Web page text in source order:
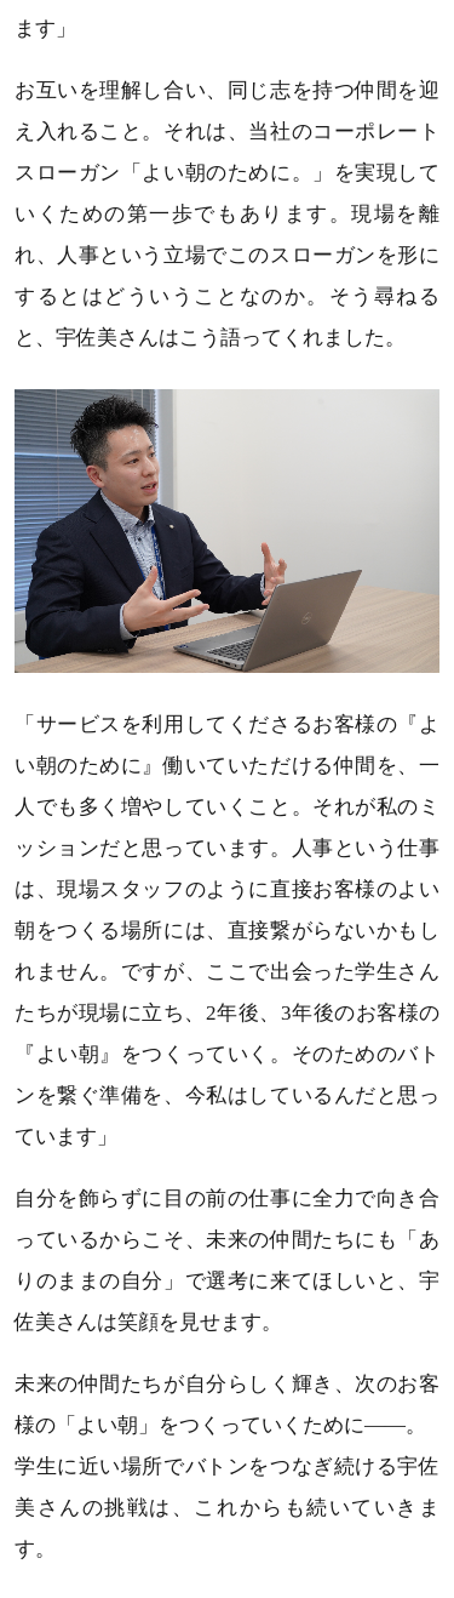
ます」
お互いを理解し合い、同じ志を持つ仲間を迎
え入れること。それは、当社のコーポレート
スローガン「よい朝のために。」を実現して
いくための第一歩でもあります。現場を離
れ、人事という立場でこのスローガンを形に
するとはどういうことなのか。そう尋ねる
と、宇佐美さんはこう語ってくれました。
「サービスを利用してくださるお客様の『よ
い朝のために』働いていただける仲間を、一
人でも多く増やしていくこと。それが私のミ
ッションだと思っています。人事という仕事
は、現場スタッフのように直接お客様のよい
朝をつくる場所には、直接繋がらないかもし
れません。ですが、ここで出会った学生さん
たちが現場に立ち、2年後、3年後のお客様の
『よい朝』をつくっていく。そのためのバト
ンを繋ぐ準備を、今私はしているんだと思っ
ています」
自分を飾らずに目の前の仕事に全力で向き合
っているからこそ、未来の仲間たちにも「あ
りのままの自分」で選考に来てほしいと、宇
佐美さんは笑顔を見せます。
未来の仲間たちが自分らしく輝き、次のお客
様の「よい朝」をつくっていくために――。
学生に近い場所でバトンをつなぎ続ける宇佐
美さんの挑戦は、これからも続いていきま
す。